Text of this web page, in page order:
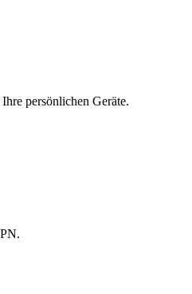
persönlichen Geräte.